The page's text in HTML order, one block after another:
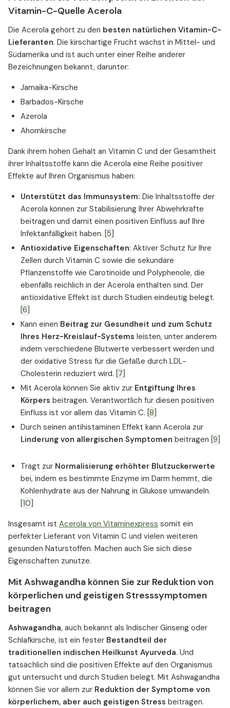
Vitamin-C-Quelle Acerola
Die Acerola gehört zu den besten natürlichen Vitamin-C-
Lieferanten. Die kirschartige Frucht wächst in Mittel- und
Südamerika und ist auch unter einer Reihe anderer
Bezeichnungen bekannt, darunter:
Jamaika-Kirsche
Barbados-Kirsche
Azerola
Ahornkirsche
Dank ihrem hohen Gehalt an Vitamin C und der Gesamtheit
ihrer Inhaltsstoffe kann die Acerola eine Reihe positiver
Effekte auf Ihren Organismus haben:
Unterstützt das Immunsystem: Die Inhaltsstoffe der
Acerola können zur Stabilisierung Ihrer Abwehrkräfte
beitragen und damit einen positiven Einfluss auf Ihre
Infektanfälligkeit haben. [5]
Antioxidative Eigenschaften: Aktiver Schutz für Ihre
Zellen durch Vitamin C sowie die sekundäre
Pflanzenstoffe wie Carotinoide und Polyphenole, die
ebenfalls reichlich in der Acerola enthalten sind. Der
antioxidative Effekt ist durch Studien eindeutig belegt.
[6]
Kann einen Beitrag zur Gesundheit und zum Schutz
Ihres Herz-Kreislauf-Systems leisten, unter anderem
indem verschiedene Blutwerte verbessert werden und
der oxidative Stress für die Gefäße durch LDL-
Cholesterin reduziert wird. [7]
Mit Acerola können Sie aktiv zur Entgiftung Ihres
Körpers beitragen. Verantwortlich für diesen positiven
Einfluss ist vor allem das Vitamin C. [8]
Durch seinen antihistaminen Effekt kann Acerola zur
Linderung von allergischen Symptomen beitragen [9]
Trägt zur Normalisierung erhöhter Blutzuckerwerte
bei, indem es bestimmte Enzyme im Darm hemmt, die
Kohlenhydrate aus der Nahrung in Glukose umwandeln.
[10]
Insgesamt ist Acerola von Vitaminexpress somit ein
perfekter Lieferant von Vitamin C und vielen weiteren
gesunden Naturstoffen. Machen auch Sie sich diese
Eigenschaften zunutze.
Mit Ashwagandha können Sie zur Reduktion von
körperlichen und geistigen Stresssymptomen
beitragen
Ashwagandha, auch bekannt als Indischer Ginseng oder
Schlafkirsche, ist ein fester Bestandteil der
traditionellen indischen Heilkunst Ayurveda. Und
tatsächlich sind die positiven Effekte auf den Organismus
gut untersucht und durch Studien belegt. Mit Ashwagandha
können Sie vor allem zur Reduktion der Symptome von
körperlichem, aber auch geistigen Stress beitragen.